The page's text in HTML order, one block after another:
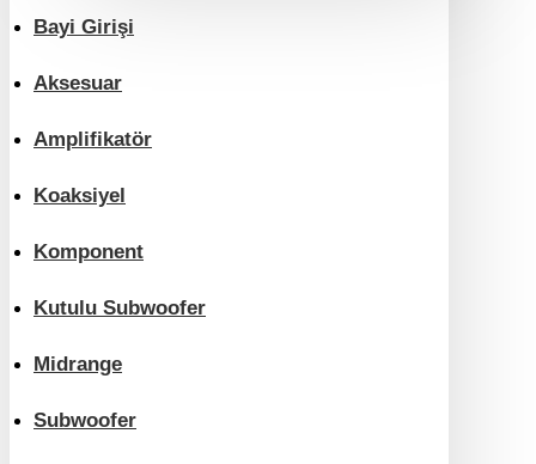
Bayi Girişi
Aksesuar
Amplifikatör
Koaksiyel
Komponent
Kutulu Subwoofer
Midrange
Subwoofer